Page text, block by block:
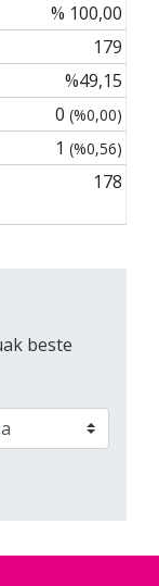
% 100,00
179
%49,15
0 (%0,00)
1 (%0,56)
178
beste